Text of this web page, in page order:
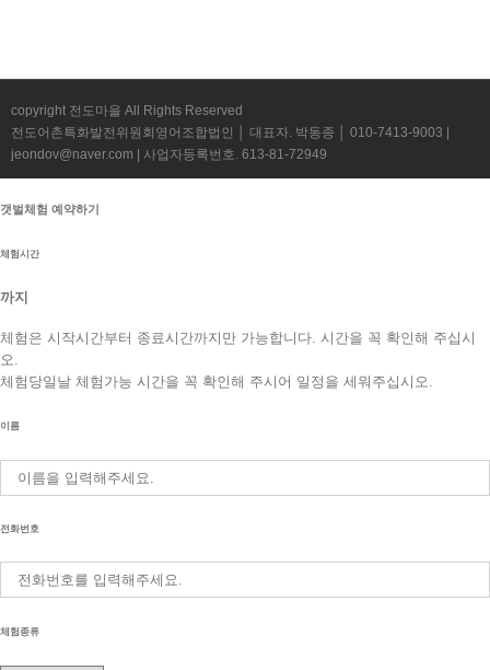
copyright 전도마을 All Rights Reserved
전도어촌특화발전위원회영어조합법인 │ 대표자. 박동종 │ 010-7413-9003 |
jeondov@naver.com | 사업자등록번호. 613-81-72949
갯벌체험 예약하기
체험시간
까지
체험은 시작시간부터 종료시간까지만 가능합니다. 시간을 꼭 확인해 주십시
오.
체험당일날 체험가능 시간을 꼭 확인해 주시어 일정을 세워주십시오.
이름
전화번호
체험종류